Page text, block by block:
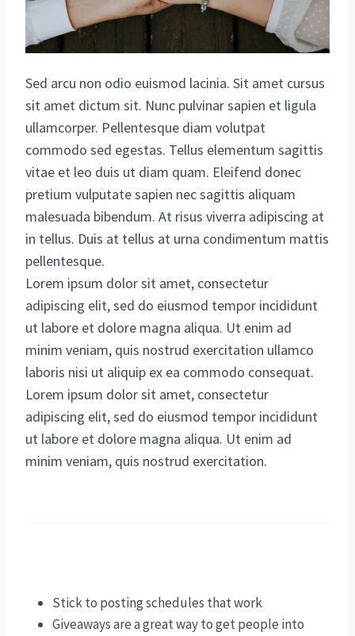
Sed arcu non odio euismod lacinia. Sit amet cursus
sit amet dictum sit. Nunc pulvinar sapien et ligula
ullamcorper. Pellentesque diam volutpat
commodo sed egestas. Tellus elementum sagittis
vitae et leo duis ut diam quam. Eleifend donec
pretium vulputate sapien nec sagittis aliquam
malesuada bibendum. At risus viverra adipiscing at
in tellus. Duis at tellus at urna condimentum mattis
pellentesque.
Lorem ipsum dolor sit amet, consectetur
adipiscing elit, sed do eiusmod tempor incididunt
ut labore et dolore magna aliqua. Ut enim ad
minim veniam, quis nostrud exercitation ullamco
laboris nisi ut aliquip ex ea commodo consequat.
Lorem ipsum dolor sit amet, consectetur
adipiscing elit, sed do eiusmod tempor incididunt
ut labore et dolore magna aliqua. Ut enim ad
minim veniam, quis nostrud exercitation.
Stick to posting schedules that work
Giveaways are a great way to get people into